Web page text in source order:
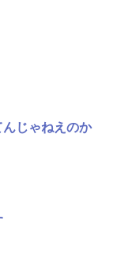
じゃねえのか